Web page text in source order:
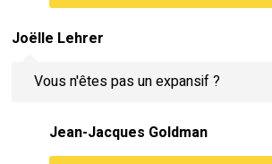
Joëlle Lehrer
Vous n'êtes pas un expansif ?
Jean-Jacques Goldman